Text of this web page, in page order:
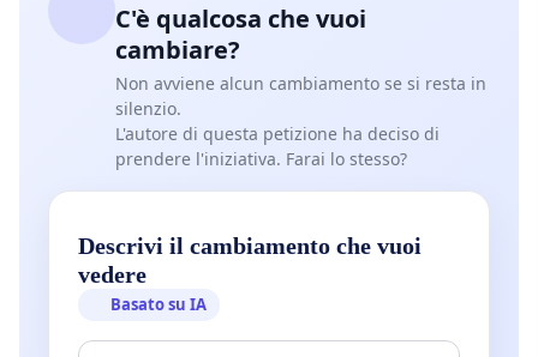
C'è qualcosa che vuoi
cambiare?
Non avviene alcun cambiamento se si resta in
silenzio.
L'autore di questa petizione ha deciso di
prendere l'iniziativa. Farai lo stesso?
Descrivi il cambiamento che vuoi
vedere
Basato su IA